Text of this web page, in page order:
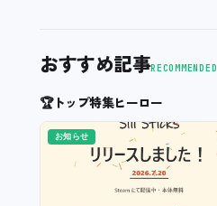
おすすめ記事RECOMMENDED
🏆トップ特集ヒーロー
お知らせ